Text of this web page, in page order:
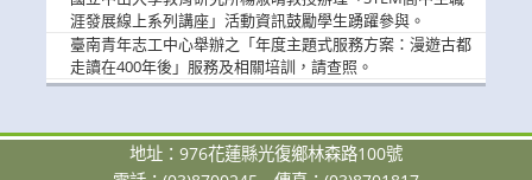
涯發展線上系列講座」活動資訊鼓勵學生踴躍參與。
臺南青年志工中心舉辦之「年度主題式服務方案：漫遊古都
走讀在400年後」服務及相關培訓，請查照。
地址：976花蓮縣光復鄉林森路100號